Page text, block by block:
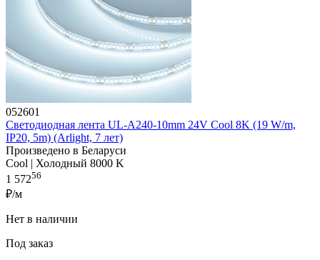
052601
Светодиодная лента UL-A240-10mm 24V Cool 8K (19 W/m,
IP20, 5m) (Arlight, 7 лет)
Произведено в Беларуси
Cool | Холодный 8000 K
1 57256
₽/м
Нет в наличии
Под заказ